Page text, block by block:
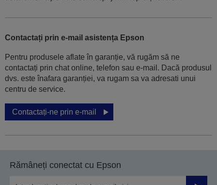
Contactați prin e-mail asistența Epson
Pentru produsele aflate în garanție, vă rugăm să ne
contactați prin chat online, telefon sau e-mail. Dacă produsul
dvs. este înafara garanției, va rugam sa va adresati unui
centru de service.
Contactați-ne prin e-mail
Rămâneți conectat cu Epson